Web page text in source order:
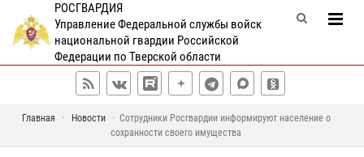
РОСГВАРДИЯ
Управление Федеральной службы войск
национальной гвардии Российской
Федерации по Тверской области
Главная Новости
Сотрудники Росгвардии информируют население о
сохранности своего имущества